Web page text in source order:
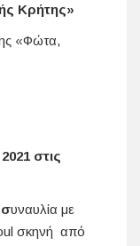
Κρήτης»
«Φώτα,
στις
υναυλία με
σκηνή από